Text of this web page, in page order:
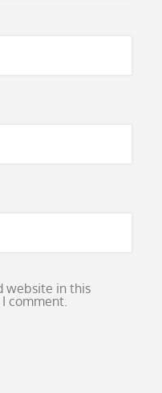
website in this
comment.